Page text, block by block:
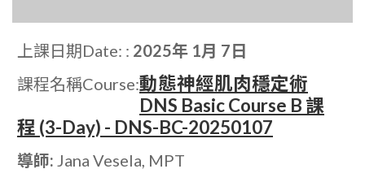
上課日期Date: : 2025年 1月 7日
課程名稱Course:動態神經肌肉穩定術
DNS Basic Course B 課
程 (3-Day) - DNS-BC-20250107
導師: Jana Vesela, MPT